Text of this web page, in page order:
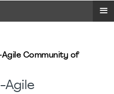
≡
Agile Community of
Agile